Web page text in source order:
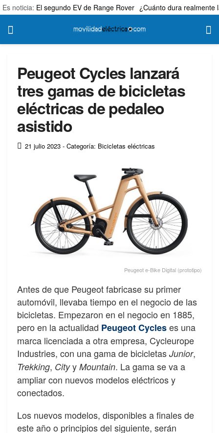
Es noticia: El segundo EV de Range Rover ¿Cuánto dura realmente
Peugeot Cycles lanzará
tres gamas de bicicletas
eléctricas de pedaleo
asistido
21 julio 2023 - Categoría: Bicicletas eléctricas
Peugeot e-Bike Digital (prototipo)
Antes de que Peugeot fabricase su primer
automóvil, llevaba tiempo en el negocio de las
bicicletas. Empezaron en el negocio en 1885,
pero en la actualidad Peugeot Cycleses una
marca licenciada a otra empresa, Cycleurope
Industries, con una gama de bicicletas Junior,
Trekking, Cityy Mountain. La gama se va a
ampliar con nuevos modelos eléctricos y
conectados.
Los nuevos modelos, disponibles a finales de
este año o principios del siguiente, serán